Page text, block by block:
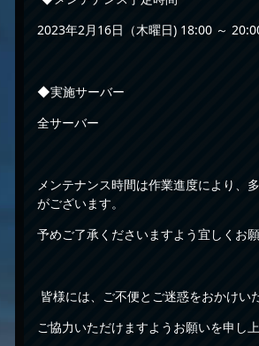
2023年2月16日（木曜日) 18:00 ～
◆実施サーバー
全サーバー
メンテナンス時間は作業進度により、
がございます。
予めご了承くださいますよう宜しくお願
皆様には、ご不便とご迷惑をおかけい
ご協力いただけますようお願いを申し上